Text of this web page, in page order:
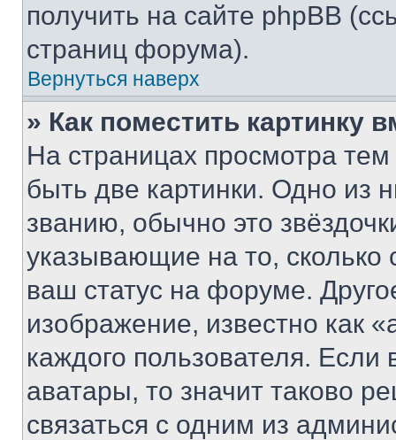
получить на сайте phpBB
страниц форума).
Вернуться наверх
» Как поместить картинку
На страницах просмотра
быть две картинки. Одно из
званию, обычно это
указывающие на то,
ваш статус на форуме.
изображение, известно как
каждого пользователя.
аватары, то значит таково
связаться с одним из